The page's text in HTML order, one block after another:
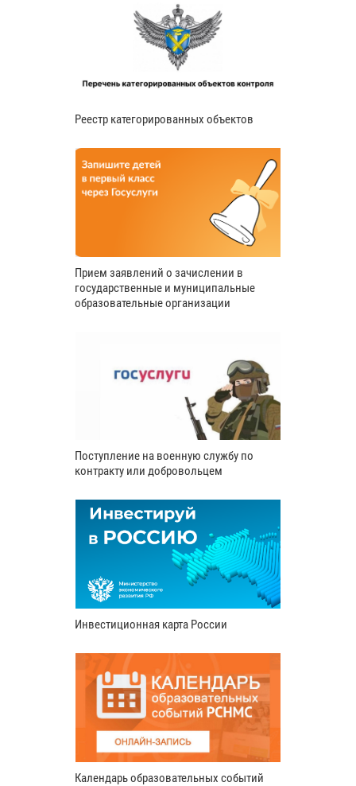
Реестр категорированных объектов
Прием заявлений о зачислении в
государственные и муниципальные
образовательные организации
Поступление на военную службу по
контракту или добровольцем
Инвестиционная карта России
Календарь образовательных событий